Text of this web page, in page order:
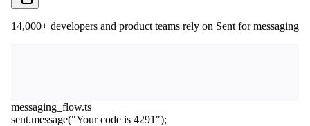
14,000+ developers and product teams rely on Sent for messaging
messaging_flow.ts
sent.message("Your code is 4291");